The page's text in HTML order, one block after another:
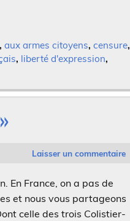
aux armes citoyens, censure,
, liberté d'expression,
Laisser un commentaire
En France, on a pas de
et nous vous partageons
celle des trois Colistier-